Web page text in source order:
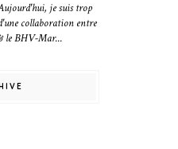
je suis trop
collaboration entre
le BHV-Mar...